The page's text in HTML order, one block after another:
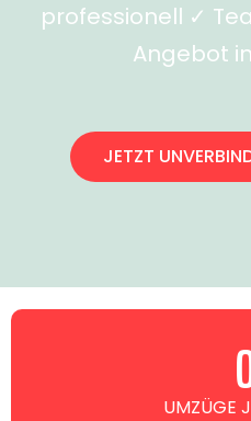
professionell ✓
Angebot
JETZT
UMZÜGE